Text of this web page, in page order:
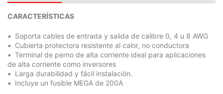
CARACTERÍSTICAS
Soporta cables de entrada y salida de calibre 0, 4 u 8 AWG
Cubierta protectora resistente al calor, no conductora
Terminal de perno de alta corriente ideal para aplicaciones
de alta corriente como inversores
Larga durabilidad y fácil instalación.
Incluye un fusible MEGA de 200A